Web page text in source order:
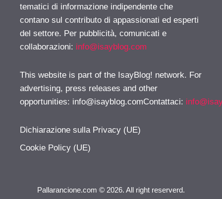
tematici di informazione indipendente che
contano sul contributo di appassionati ed esperti
del settore. Per pubblicità, comunicati e
collaborazioni: info@isayblog.com
This website is part of the IsayBlog! network. For
advertising, press releases and other
opportunities: info@isayblog.comContattaci:
Dichiarazione sulla Privacy (UE)
Cookie Policy (UE)
Pallarancione.com © 2026. All right reserverd.